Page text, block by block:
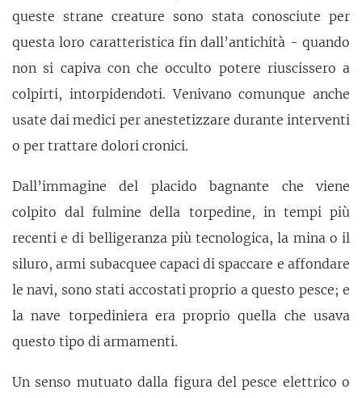
queste strane creature sono stata conosciute per
questa loro caratteristica fin dall’antichità - quando
non si capiva con che occulto potere riuscissero a
colpirti, intorpidendoti. Venivano comunque anche
usate dai medici per anestetizzare durante interventi
o per trattare dolori cronici.
Dall’immagine del placido bagnante che viene
colpito dal fulmine della torpedine, in tempi più
recenti e di belligeranza più tecnologica, la mina o il
siluro, armi subacquee capaci di spaccare e affondare
le navi, sono stati accostati proprio a questo pesce; e
la nave torpediniera era proprio quella che usava
questo tipo di armamenti.
Un senso mutuato dalla figura del pesce elettrico o